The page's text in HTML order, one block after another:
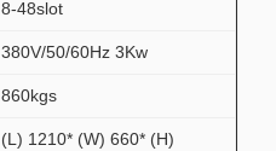
8-48slot
380V/50/60Hz 3Kw
860kgs
(L) 1210* (W) 660* (H)